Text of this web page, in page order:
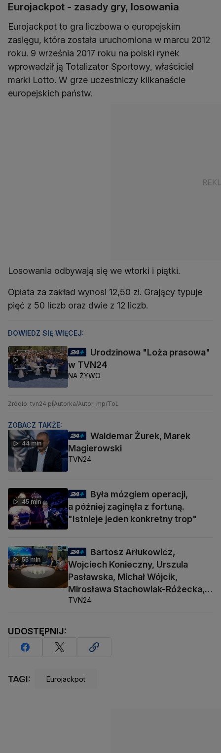
Eurojackpot - zasady gry, losowania
Eurojackpot to gra liczbowa o europejskim
zasięgu, która została uruchomiona w marcu 2012
roku. 9 września 2017 roku na polski rynek
wprowadził ją Totalizator Sportowy, właściciel
marki Lotto. W grze uczestniczy kilkanaście
europejskich państw.
Losowania odbywają się we wtorki i piątki.
Opłata za zakład wynosi 12,50 zł. Grający typuje
pięć z 50 liczb oraz dwie z 12 liczb.
DOWIEDZ SIĘ WIĘCEJ:
Urodzinowa "Loża prasowa"
w TVN24
NA ŻYWO
Źródło: tvn24.plAutorka/Autor: mp/ToL
ZOBACZ TAKŻE:
44 min
Waldemar Żurek, Marek
Magierowski
TVN24
45 min
Była mózgiem operacji,
a później zaginęła z fortuną.
"Istnieje jeden konkretny trop"
55 min
Bartosz Arłukowicz,
Wojciech Konieczny, Urszula
Pasławska, Michał Wójcik,
Mirosława Stachowiak-Różecka,
Barbara Socha
TVN24
UDOSTĘPNIJ:
TAGI: Eurojackpot